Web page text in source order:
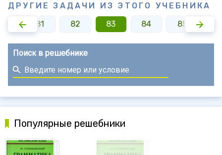
ДРУГИЕ ЗАДАЧИ ИЗ ЭТОГО УЧЕБНИКА
81 82 83 84 85
Поиск в решебнике
Популярные решебники